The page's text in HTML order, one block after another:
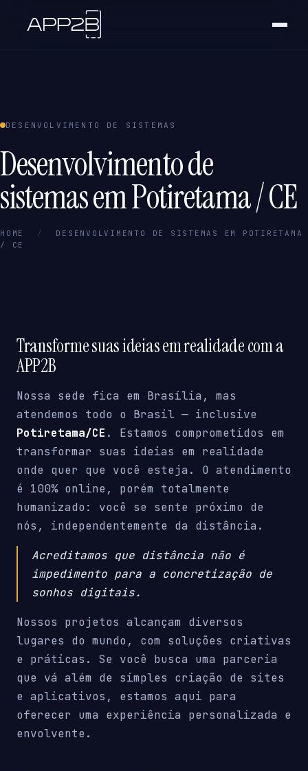
DESENVOLVIMENTO DE SISTEMAS
Desenvolvimento de
sistemas em Potiretama / CE
HOME /
DESENVOLVIMENTO DE SISTEMAS EM POTIRETAMA
/ CE
Transforme suas ideias em realidade com a
APP2B
Nossa sede fica em Brasília, mas
atendemos todo o Brasil — inclusive
Potiretama/CE . Estamos comprometidos em
transformar suas ideias em realidade
onde quer que você esteja. O atendimento
é 100% online, porém totalmente
humanizado: você se sente próximo de
nós, independentemente da distância.
Acreditamos que distância não é
impedimento para a concretização de
sonhos digitais.
Nossos projetos alcançam diversos
lugares do mundo, com soluções criativas
e práticas. Se você busca uma parceria
que vá além de simples criação de sites
e aplicativos, estamos aqui para
oferecer uma experiência personalizada e
envolvente.